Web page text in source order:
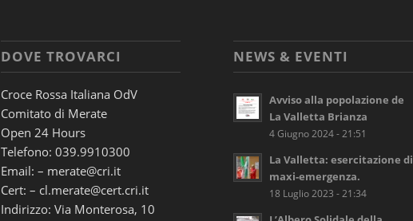
DOVE TROVARCI
Croce Rossa Italiana OdV
Comitato di Merate
Open 24 Hours
Telefono: 039.9910300
Email: – merate@cri.it
Cert: – cl.merate@cert.cri.it
Indirizzo: Via Monterosa, 10
NEWS & EVENTI
Avviso alla popolazione de
La Valletta Brianza
4 Giugno 2024 - 21:51
La Valletta: esercitazione di
maxi-emergenza.
18 Luglio 2023 - 21:34